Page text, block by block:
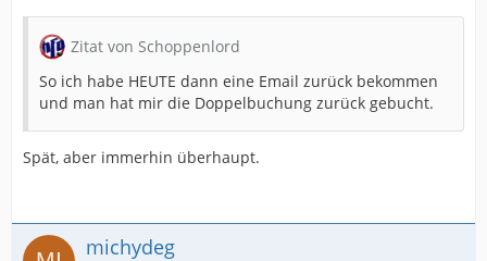
Zitat von Schoppenlord
So ich habe HEUTE dann eine Email zurück bekommen
und man hat mir die Doppelbuchung zurück gebucht.
Spät, aber immerhin überhaupt.
michydeg